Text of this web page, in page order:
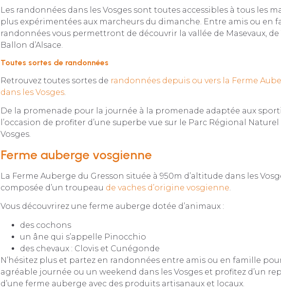
Les randonnées dans les Vosges sont toutes accessibles à tous les
plus expérimentées aux marcheurs du dimanche. Entre amis ou en
randonnées vous permettront de découvrir la vallée de Masevaux,
Ballon d’Alsace.
Toutes sortes de randonnées
Retrouvez toutes sortes de randonnées depuis ou vers la Ferme
dans les Vosges.
De la promenade pour la journée à la promenade adaptée aux
l’occasion de profiter d’une superbe vue sur le Parc Régional
Vosges.
Ferme auberge vosgienne
La Ferme Auberge du Gresson située à 950m d’altitude dans les
composée d’un troupeau de vaches d’origine vosgienne
Vous découvrirez une ferme auberge dotée d’animaux :
des cochons
un âne qui s’appelle Pinocchio
des chevaux : Clovis et Cunégonde
N’hésitez plus et partez en randonnées entre amis ou en famille
agréable journée ou un weekend dans les Vosges et profitez d’un
d’une ferme auberge avec des produits artisanaux et locaux.